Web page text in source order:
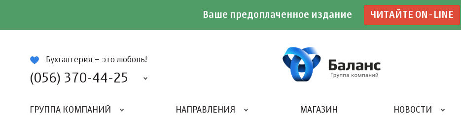
Ваше предоплаченное издание ЧИТАЙТЕ ON-LINE
Бухгалтерия – это любовь!
(056) 370-44-25
ГРУППА КОМПАНИЙ НАПРАВЛЕНИЯ МАГАЗИН НОВОСТИ